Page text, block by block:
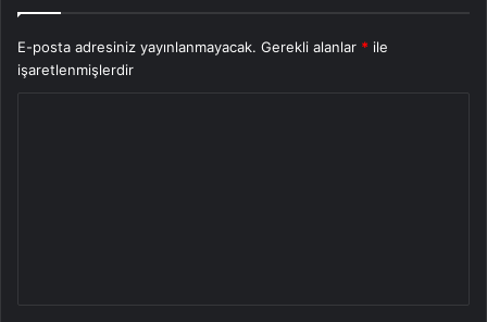
E-posta adresiniz yayınlanmayacak. Gerekli alanlar * ile
işaretlenmişlerdir